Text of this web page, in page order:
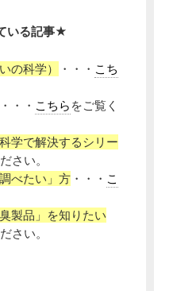
いる記事★
の科学） ・・・ こち
・・・ こちら をご覧く
学で解決するシリー
さい。
べたい」方 ・・・ こ
製品」を知りたい
さい。